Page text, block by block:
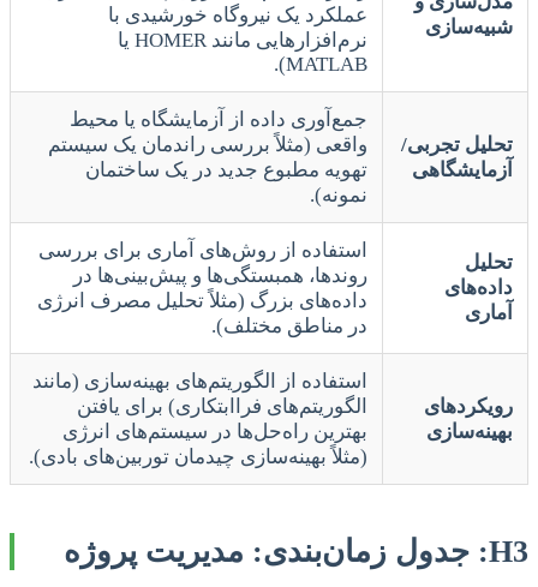
شبیه‌سازی
عملکرد یک نیروگاه خورشیدی با
نرم‌افزارهایی مانند HOMER یا
MATLAB).
تحلیل تجربی/
آزمایشگاهی
جمع‌آوری داده از آزمایشگاه یا محیط
واقعی (مثلاً بررسی راندمان یک سیستم
تهویه مطبوع جدید در یک ساختمان
نمونه).
تحلیل
داده‌های
آماری
استفاده از روش‌های آماری برای بررسی
روندها، همبستگی‌ها و پیش‌بینی‌ها در
داده‌های بزرگ (مثلاً تحلیل مصرف انرژی
در مناطق مختلف).
رویکردهای
بهینه‌سازی
استفاده از الگوریتم‌های بهینه‌سازی (مانند
الگوریتم‌های فراابتکاری) برای یافتن
بهترین راه‌حل‌ها در سیستم‌های انرژی
(مثلاً بهینه‌سازی چیدمان توربین‌های بادی).
H3: جدول زمان‌بندی: مدیریت پروژه